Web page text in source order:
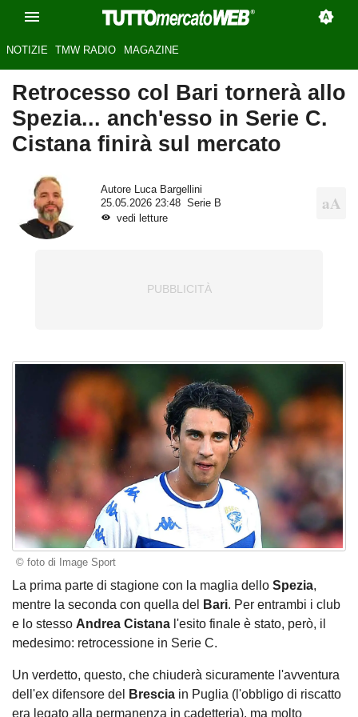
NOTIZIE TMW RADIO MAGAZINE
Retrocesso col Bari tornerà allo
Spezia... anch'esso in Serie C.
Cistana finirà sul mercato
Autore Luca Bargellini
25.05.2026 23:48
Serie B
vedi letture
© foto di Image Sport
La prima parte di stagione con la maglia dello Spezia,
mentre la seconda con quella del
Bari. Per entrambi i club
e lo stesso Andrea Cistana l'esito finale è stato, però, il
medesimo: retrocessione in Serie C.
Un verdetto, questo, che chiuderà sicuramente l'avventura
dell'ex difensore del
Brescia in Puglia (l'obbligo di riscatto
era legato alla permanenza in cadetteria), ma molto